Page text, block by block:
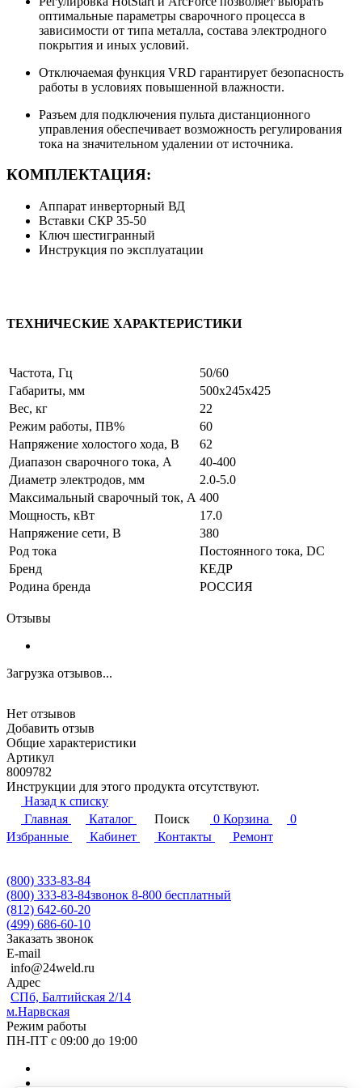
оптимальные параметры сварочного процесса в
зависимости от типа металла, состава электродного
покрытия и иных условий.
Отключаемая функция VRD гарантирует безопасность
работы в условиях повышенной влажности.
Разъем для подключения пульта дистанционного
управления обеспечивает возможность регулирования
то­ка на значительном удалении от источника.
КОМПЛЕКТАЦИЯ:
Аппарат инверторный ВД
Вставки СКР 35-50
Ключ шестигранный
Инструкция по эксплуатации
ТЕХНИЧЕСКИЕ ХАРАКТЕРИСТИКИ
Частота, Гц
50/60
Габариты, мм
500х245х425
Вес, кг
22
Режим работы, ПВ%
60
Напряжение холостого хода, В
62
Диапазон сварочного тока, А
40-400
Диаметр электродов, мм
2.0-5.0
Максимальный сварочный ток, А 400
Мощность, кВт
17.0
Напряжение сети, В
380
Род тока
Постоянного тока, DC
Бренд
КЕДР
Родина бренда
РОССИЯ
Отзывы
Загрузка отзывов...
Нет отзывов
Добавить отзыв
Общие характеристики
Артикул
8009782
Инструкции для этого продукта отсутствуют.
Назад к списку
Главная
Каталог Поиск 0 Корзина
0
Избранные
Кабинет Контакты Ремонт
(800) 333-83-84
(800) 333-83-84звонок 8-800 бесплатный
(812) 642-60-20
(499) 686-60-10
Заказать звонок
E-mail
info@24weld.ru
Адрес
СПб, Балтийская 2/14
м.Нарвская
Режим работы
ПН-ПТ с 09:00 до 19:00